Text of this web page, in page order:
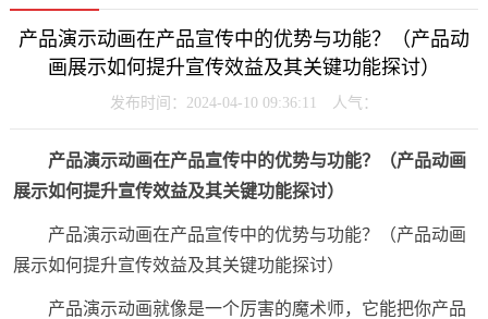
产品演示动画在产品宣传中的优势与功能？（产品动
画展示如何提升宣传效益及其关键功能探讨）
发布时间：2024-04-10 09:36:11 人气：
产品演示动画在产品宣传中的优势与功能？（产品动画
展示如何提升宣传效益及其关键功能探讨）
产品演示动画在产品宣传中的优势与功能？（产品动画
展示如何提升宣传效益及其关键功能探讨）
产品演示动画就像是一个厉害的魔术师，它能把你产品